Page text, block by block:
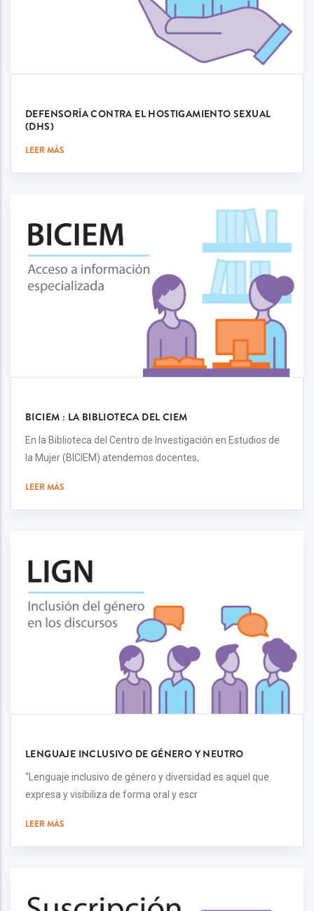
DEFENSORÍA CONTRA EL HOSTIGAMIENTO SEXUAL
(DHS)
LEER MÁS
BICIEM : LA BIBLIOTECA DEL CIEM
En la Biblioteca del Centro de Investigación en Estudios de
la Mujer (BICIEM) atendemos docentes,
LEER MÁS
LENGUAJE INCLUSIVO DE GÉNERO Y NEUTRO
“Lenguaje inclusivo de género y diversidad es aquel que
expresa y visibiliza de forma oral y escr
LEER MÁS